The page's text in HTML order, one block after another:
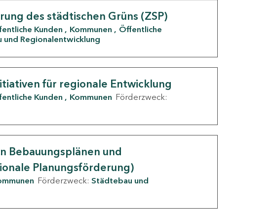
des städtischen Grüns (ZSP)
Kunden Kommunen
Öffentliche
und Regionalentwicklung
für regionale Entwicklung
Kunden Kommunen Förderzweck:
Bebauungsplänen und
Planungsförderung)
Förderzweck: Städtebau und